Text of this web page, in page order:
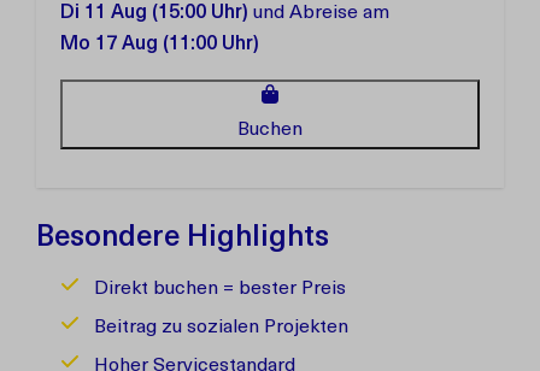
Di 11 Aug (15:00 Uhr) und Abreise am
Mo 17 Aug (11:00 Uhr)
Buchen
Besondere Highlights
Direkt buchen = bester Preis
Beitrag zu sozialen Projekten
Hoher Servicestandard